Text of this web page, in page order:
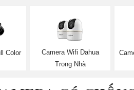
Color
Camera Wifi Dahua
Trong Nhà